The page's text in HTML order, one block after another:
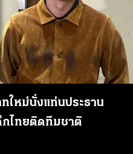
ทใหม่นั่งแท่นประธาน
ไทยติดทีมชาติ